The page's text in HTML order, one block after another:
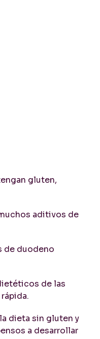
gluten,
aditivos de
de duodeno
de las
dieta sin gluten y
a desarrollar